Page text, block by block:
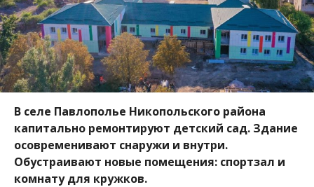
В селе Павлополье Никопольского района
капитально ремонтируют детский сад. Здание
осовременивают снаружи и внутри.
Обустраивают новые помещения: спортзал и
комнату для кружков.